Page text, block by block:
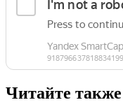
Читайте также